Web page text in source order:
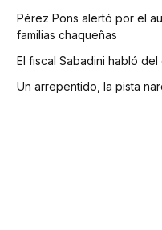
Pérez Pons alertó por el
familias chaqueñas
El fiscal Sabadini habló del
Un arrepentido, la pista